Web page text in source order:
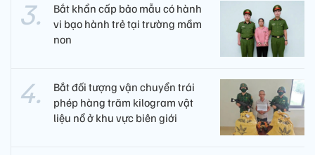
Bắt khẩn cấp bảo mẫu có hành
vi bạo hành trẻ tại trường mầm
non
Bắt đối tượng vận chuyển trái
phép hàng trăm kilogram vật
liệu nổ ở khu vực biên giới